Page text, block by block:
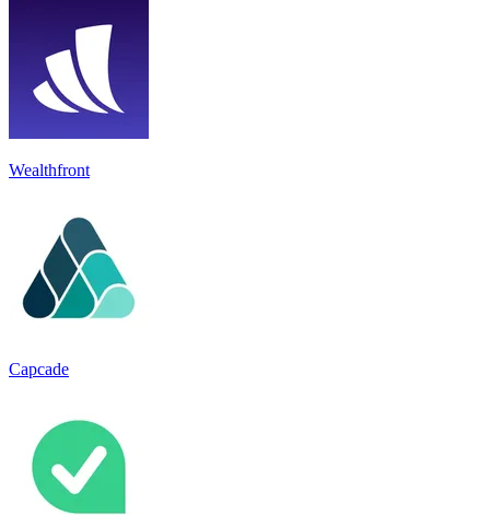
Wealthfront
Capcade